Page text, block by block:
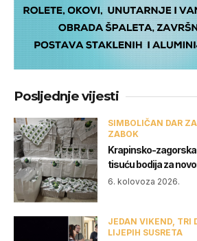
Posljednje vijesti
SIMBOLIČAN DAR
ZABOK
Krapinsko-
tisuću bodija za
6. kolovoza 2026.
JEDAN VIKEND, TRI
LIJEPIH SUSRETA